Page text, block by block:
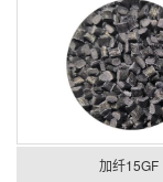
加纤15GF